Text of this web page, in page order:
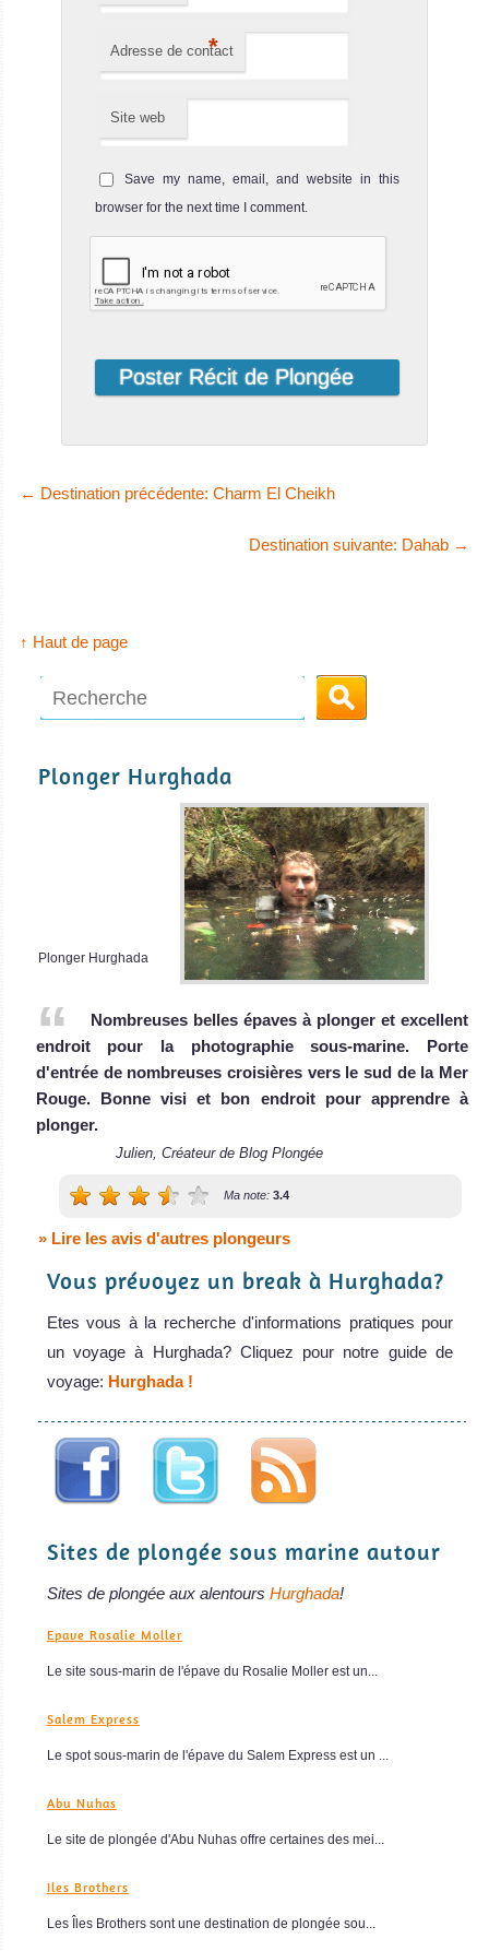
Adresse de contact
*
Site web
Save my name, email, and website in this
browser for the next time I comment.
← Destination précédente: Charm El Cheikh
Destination suivante: Dahab →
↑ Haut de page
Plonger Hurghada
Plonger Hurghada
Nombreuses belles épaves à plonger et excellent
endroit pour la photographie sous-marine. Porte
d'entrée de nombreuses croisières vers le sud de la Mer
Rouge. Bonne visi et bon endroit pour apprendre à
plonger.
Julien, Créateur de Blog Plongée
Ma note: 3.4
» Lire les avis d'autres plongeurs
Vous prévoyez un break à Hurghada?
Etes vous à la recherche d'informations pratiques pour
un voyage à Hurghada? Cliquez pour notre guide de
voyage: Hurghada !
Sites de plongée sous marine autour
Sites de plongée aux alentours Hurghada!
Epave Rosalie Moller
Le site sous-marin de l'épave du Rosalie Moller est un...
Salem Express
Le spot sous-marin de l'épave du Salem Express est un ...
Abu Nuhas
Le site de plongée d'Abu Nuhas offre certaines des mei...
Iles Brothers
Les Îles Brothers sont une destination de plongée sou...